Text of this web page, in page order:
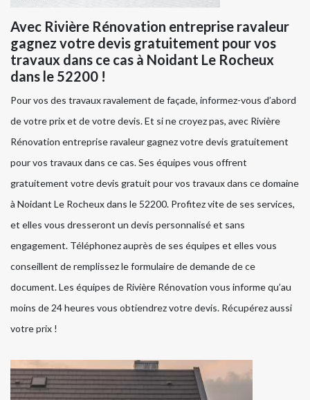
Avec Rivière Rénovation entreprise ravaleur
gagnez votre devis gratuitement pour vos
travaux dans ce cas à Noidant Le Rocheux
dans le 52200 !
Pour vos des travaux ravalement de façade, informez-vous d’abord
de votre prix et de votre devis. Et si ne croyez pas, avec Rivière
Rénovation entreprise ravaleur gagnez votre devis gratuitement
pour vos travaux dans ce cas. Ses équipes vous offrent
gratuitement votre devis gratuit pour vos travaux dans ce domaine
à Noidant Le Rocheux dans le 52200. Profitez vite de ses services,
et elles vous dresseront un devis personnalisé et sans
engagement. Téléphonez auprès de ses équipes et elles vous
conseillent de remplissez le formulaire de demande de ce
document. Les équipes de Rivière Rénovation vous informe qu’au
moins de 24 heures vous obtiendrez votre devis. Récupérez aussi
votre prix !